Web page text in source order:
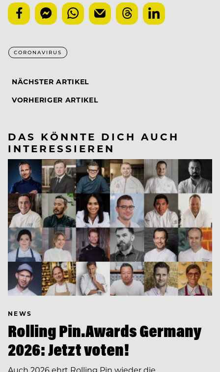
CORONAVIRUS
NÄCHSTER ARTIKEL
VORHERIGER ARTIKEL
DAS KÖNNTE DICH AUCH
INTERESSIEREN
NEWS
Rolling Pin.Awards Germany
2026: Jetzt voten!
Auch 2026 ehrt Rolling Pin wieder die